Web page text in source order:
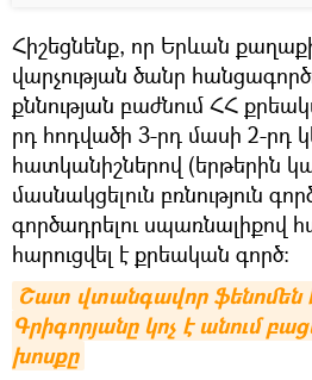
Հիշեցնենք, որ Երևան
վարչության ծանր
քննության բաժնում ՀՀ
րդ հոդվածի 3-րդ մասի 2-րդ
հատկանիշներով (երթերին
մասնակցելուն բռնություն
գործադրելու սպառնալիքով
հարուցվել է քրեական գործ։
Շատ վտանգավոր ֆենոմեն
Գրիգորյանը կոչ է անում
խոսքը